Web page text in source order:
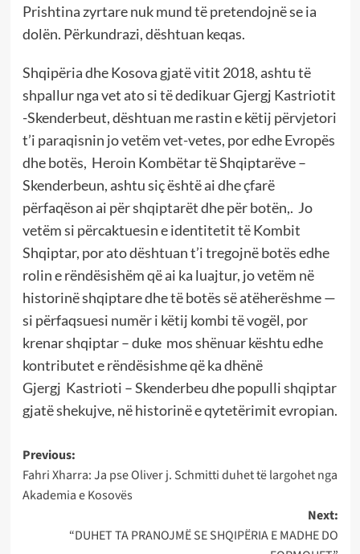
Prishtina zyrtare nuk mund të pretendojnë se ia
dolën. Përkundrazi, dështuan keqas.
Shqipëria dhe Kosova gjatë vitit 2018, ashtu të
shpallur nga vet ato si të dedikuar Gjergj Kastriotit
-Skenderbeut, dështuan me rastin e këtij përvjetori
t’i paraqisnin jo vetëm vet-vetes, por edhe Evropës
dhe botës, Heroin Kombëtar të Shqiptarëve –
Skenderbeun, ashtu siç është ai dhe çfarë
përfaqëson ai për shqiptarët dhe për botën,. Jo
vetëm si përcaktuesin e identitetit të Kombit
Shqiptar, por ato dështuan t’i tregojnë botës edhe
rolin e rëndësishëm që ai ka luajtur, jo vetëm në
historinë shqiptare dhe të botës së atëherëshme —
si përfaqsuesi numër i këtij kombi të vogël, por
krenar shqiptar – duke mos shënuar kështu edhe
kontributet e rëndësishme që ka dhënë
Gjergj Kastrioti – Skenderbeu dhe populli shqiptar
gjatë shekujve, në historinë e qytetërimit evropian.
Post
navigation
Previous:
Fahri Xharra: Ja pse Oliver j. Schmitti duhet të largohet nga
Akademia e Kosovës
Next:
“DUHET TA PRANOJMË SE SHQIPËRIA E MADHE DO